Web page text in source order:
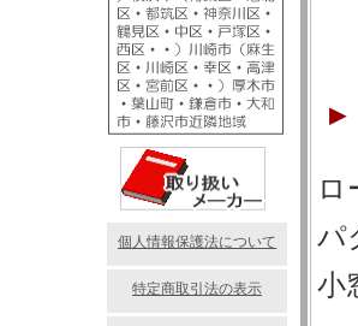
▸
ロ
パ
小
個人情報保護法について
特定商取引法の表示